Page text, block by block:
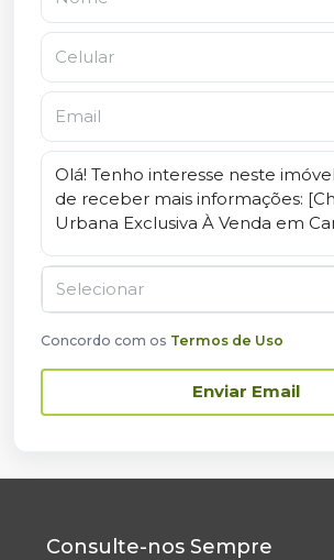
Selecionar
Concordo com os Termos de Uso
Enviar Email
Consulte-nos Sempre